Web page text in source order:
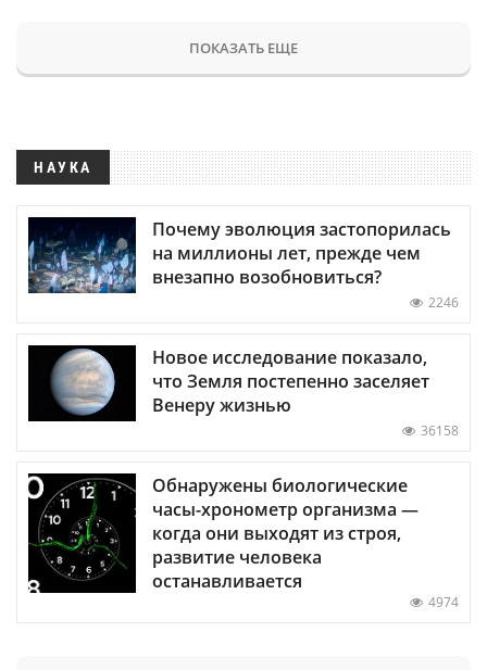
ПОКАЗАТЬ ЕЩЕ
НАУКА
Почему эволюция застопорилась
на миллионы лет, прежде чем
внезапно возобновиться?
2246
Новое исследование показало,
что Земля постепенно заселяет
Венеру жизнью
36158
Обнаружены биологические
часы-хронометр организма —
когда они выходят из строя,
развитие человека
останавливается
4974